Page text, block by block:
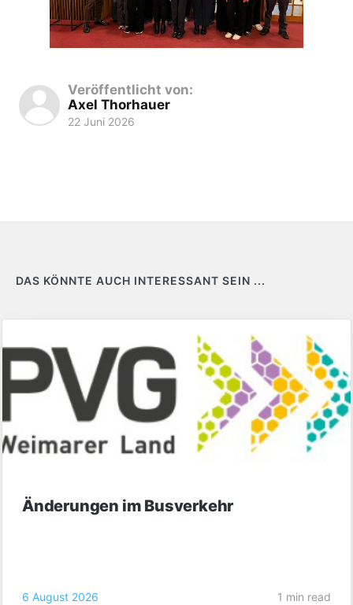
Veröffentlicht von:
Axel Thorhauer
22 Juni 2026
DAS KÖNNTE AUCH INTERESSANT SEIN ...
Änderungen im Busverkehr
6 August 2026 1 min read